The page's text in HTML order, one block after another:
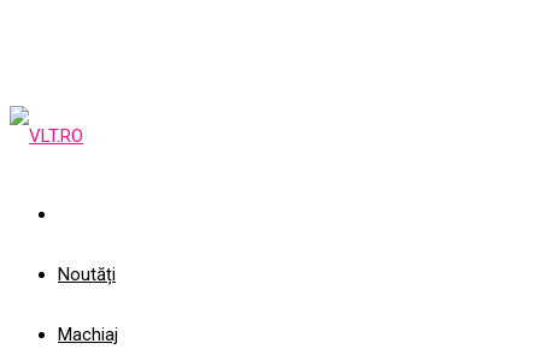
Noutăți
Machiaj